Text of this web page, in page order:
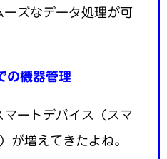
ズなデータ処理が可
の機器管理
ートデバイス（スマ
が増えてきたよね。